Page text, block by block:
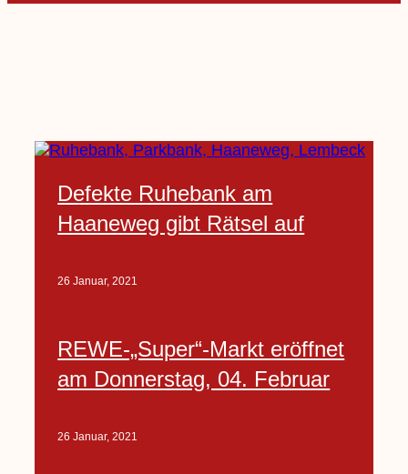
Defekte Ruhebank am
Haaneweg gibt Rätsel auf
26 Januar, 2021
REWE-„Super“-Markt eröffnet
am Donnerstag, 04. Februar
26 Januar, 2021